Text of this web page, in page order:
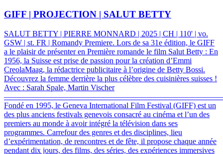
GIFF | PROJECTION | SALUT BETTY
SALUT BETTY | PIERRE MONNARD | 2025 | CH | 110' | vo.
GSW | st. FR | Romandy Premiere. Lors de sa 31e édition, le GIFF
a le plaisir de présenter en Première romande le film Salut Betty : En
1956, la Suisse est prise de passion pour la création d’Emmi
CreolaMaag, la rédactrice publicitaire à l’origine de Betty Bossi.
Découvrez la femme derrière la plus célèbre des cuisinières suisses !
Avec : Sarah Spale, Martin Vischer
Fondé en 1995, le Geneva International Film Festival (GIFF) est un
des plus anciens festivals genevois consacré au cinéma et l’un des
premiers au monde à avoir intégré la télévision dans ses
programmes. Carrefour des genres et des disciplines, lieu
d’expérimentation, de rencontres et de fête, il propose chaque année
pendant dix jours, des films, des séries, des expériences immersives